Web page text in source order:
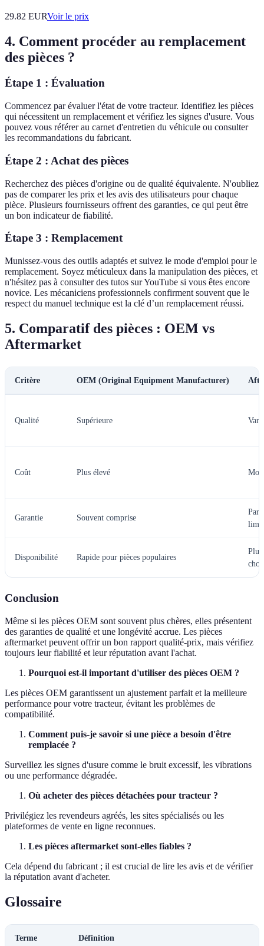
29.82 EURVoir le prix
4. Comment procéder au remplacement
des pièces ?
Étape 1 : Évaluation
Commencez par évaluer l'état de votre tracteur. Identifiez les pièces
qui nécessitent un remplacement et vérifiez les signes d'usure. Vous
pouvez vous référer au carnet d'entretien du véhicule ou consulter
les recommandations du fabricant.
Étape 2 : Achat des pièces
Recherchez des pièces d'origine ou de qualité équivalente. N'oubliez
pas de comparer les prix et les avis des utilisateurs pour chaque
pièce. Plusieurs fournisseurs offrent des garanties, ce qui peut être
un bon indicateur de fiabilité.
Étape 3 : Remplacement
Munissez-vous des outils adaptés et suivez le mode d'emploi pour le
remplacement. Soyez méticuleux dans la manipulation des pièces, et
n'hésitez pas à consulter des tutos sur YouTube si vous êtes encore
novice. Les mécaniciens professionnels confirment souvent que le
respect du manuel technique est la clé d’un remplacement réussi.
5. Comparatif des pièces : OEM vs
Aftermarket
Critère OEM (Original Equipment Manufacturer)
Qualité Supérieure
Coût Plus élevé
Garantie Souvent comprise
Disponibilité Rapide pour pièces populaires
Conclusion
Même si les pièces OEM sont souvent plus chères, elles présentent
des garanties de qualité et une longévité accrue. Les pièces
aftermarket peuvent offrir un bon rapport qualité-prix, mais vérifiez
toujours leur fiabilité et leur réputation avant l'achat.
Pourquoi est-il important d'utiliser des pièces OEM ?
Les pièces OEM garantissent un ajustement parfait et la meilleure
performance pour votre tracteur, évitant les problèmes de
compatibilité.
Comment puis-je savoir si une pièce a besoin d'être
remplacée ?
Surveillez les signes d'usure comme le bruit excessif, les vibrations
ou une performance dégradée.
Où acheter des pièces détachées pour tracteur ?
Privilégiez les revendeurs agréés, les sites spécialisés ou les
plateformes de vente en ligne reconnues.
Les pièces aftermarket sont-elles fiables ?
Cela dépend du fabricant ; il est crucial de lire les avis et de vérifier
la réputation avant d'acheter.
Glossaire
Terme Définition